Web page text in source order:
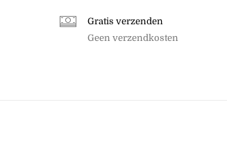
Gratis verzenden
Geen verzendkosten